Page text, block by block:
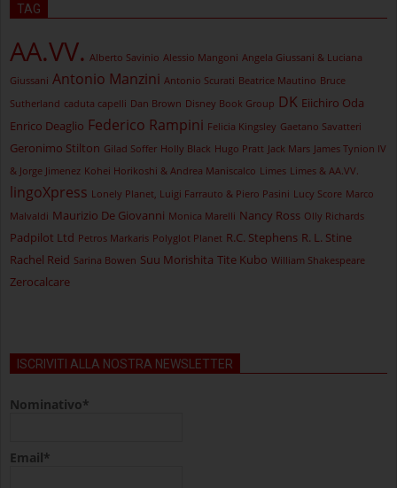
TAG
AA.VV. Alberto Savinio Alessio Mangoni Angela Giussani & Luciana
Giussani Antonio Manzini Antonio Scurati Beatrice Mautino Bruce
Sutherland caduta capelli Dan Brown Disney Book Group DK Eiichiro Oda
Enrico Deaglio Federico Rampini Felicia Kingsley Gaetano Savatteri
Geronimo Stilton Gilad Soffer Holly Black Hugo Pratt Jack Mars James Tynion IV
& Jorge Jimenez Kohei Horikoshi & Andrea Maniscalco Limes Limes & AA.VV.
lingoXpress Lonely Planet, Luigi Farrauto & Piero Pasini Lucy Score Marco
Malvaldi Maurizio De Giovanni Monica Marelli Nancy Ross Olly Richards
Padpilot Ltd Petros Markaris Polyglot Planet R.C. Stephens R. L. Stine
Rachel Reid Sarina Bowen Suu Morishita Tite Kubo William Shakespeare
Zerocalcare
ISCRIVITI ALLA NOSTRA NEWSLETTER
Nominativo*
Email*